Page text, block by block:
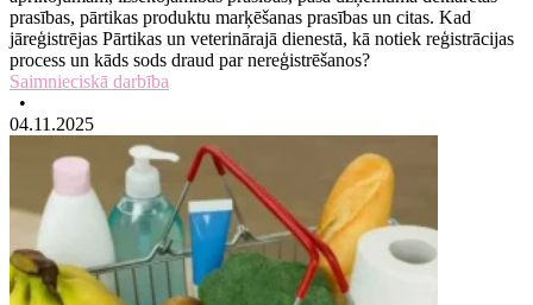
prasības, pārtikas produktu marķēšanas prasības un citas. Kad
jāreģistrējas Pārtikas un veterinārajā dienestā, kā notiek reģistrācijas
process un kāds sods draud par nereģistrēšanos?
Saimnieciskā darbība
•
04.11.2025